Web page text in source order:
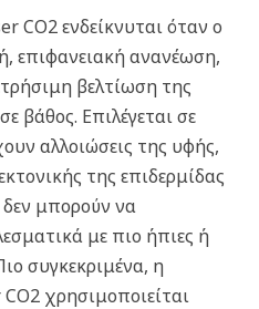
CO2 ενδείκνυται όταν ο
επιφανειακή ανανέωση,
βελτίωση της
βάθος. Επιλέγεται σε
αλλοιώσεις της υφής,
της επιδερμίδας
δεν μπορούν να
με πιο ήπιες ή
συγκεκριμένα, η
χρησιμοποιείται